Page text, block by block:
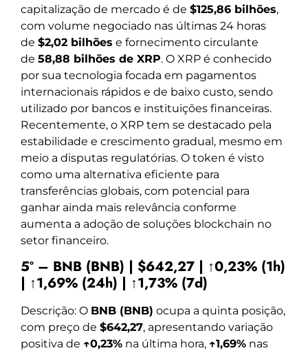
capitalização de mercado é de $125,86 bilhões,
com volume negociado nas últimas 24 horas
de $2,02 bilhões e fornecimento circulante
de 58,88 bilhões de XRP. O XRP é conhecido
por sua tecnologia focada em pagamentos
internacionais rápidos e de baixo custo, sendo
utilizado por bancos e instituições financeiras.
Recentemente, o XRP tem se destacado pela
estabilidade e crescimento gradual, mesmo em
meio a disputas regulatórias. O token é visto
como uma alternativa eficiente para
transferências globais, com potencial para
ganhar ainda mais relevância conforme
aumenta a adoção de soluções blockchain no
setor financeiro.
5º – BNB (BNB) | $642,27 | ↑0,23% (1h)
| ↑1,69% (24h) | ↑1,73% (7d)
Descrição: O BNB (BNB) ocupa a quinta posição,
com preço de $642,27, apresentando variação
positiva de ↑0,23% na última hora, ↑1,69% nas